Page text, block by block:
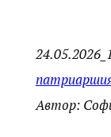
Автор: